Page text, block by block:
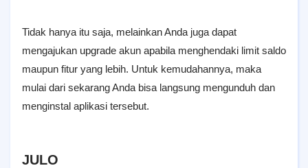
Tidak hanya itu saja, melainkan Anda juga dapat
mengajukan upgrade akun apabila menghendaki limit saldo
maupun fitur yang lebih. Untuk kemudahannya, maka
mulai dari sekarang Anda bisa langsung mengunduh dan
menginstal aplikasi tersebut.
JULO